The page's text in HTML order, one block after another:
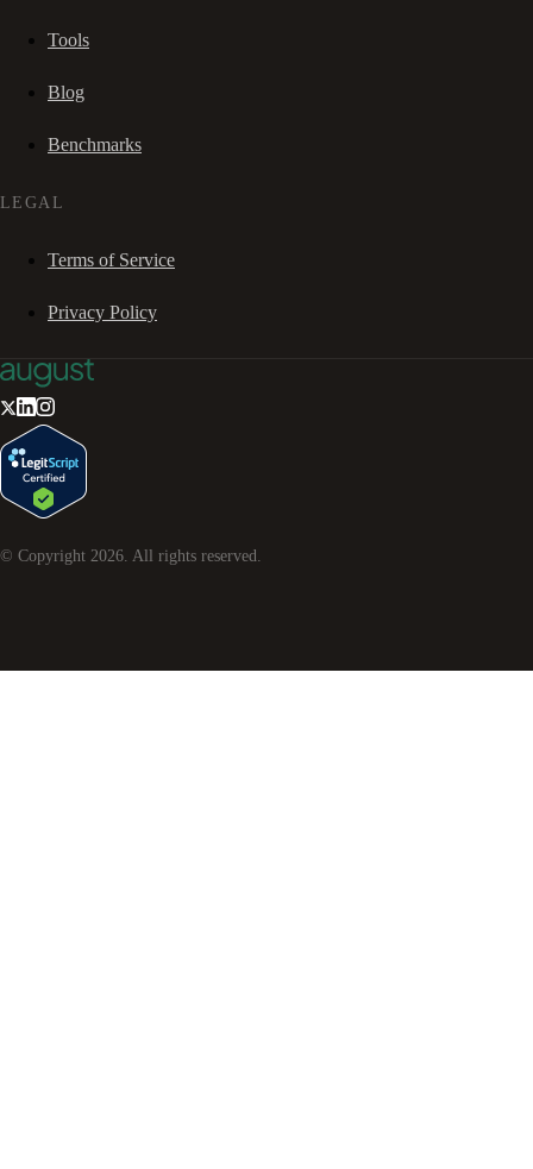
Tools
Blog
Benchmarks
LEGAL
Terms of Service
Privacy Policy
© Copyright 2026. All rights reserved.